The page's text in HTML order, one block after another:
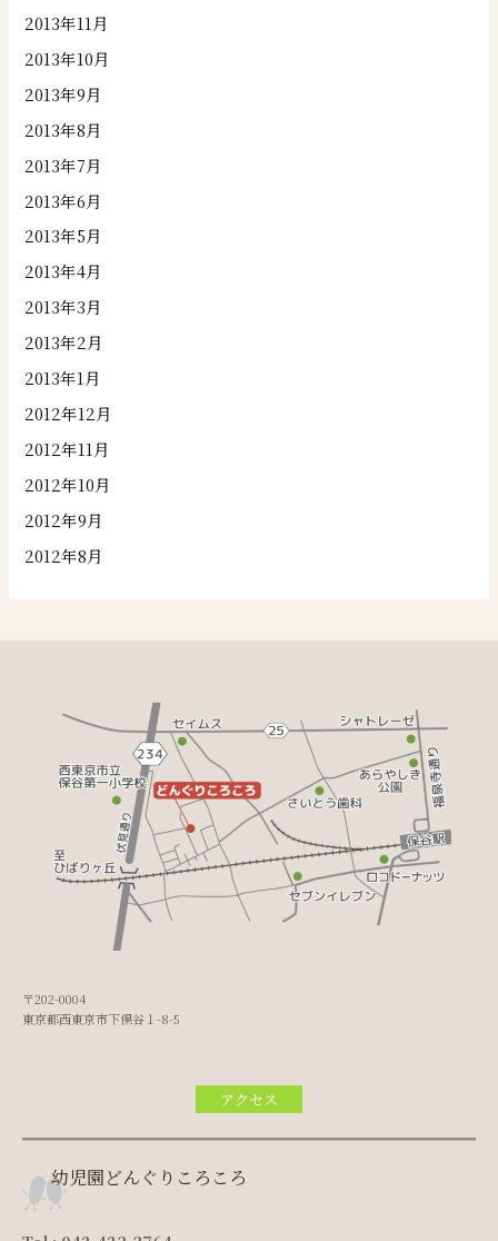
2013年11月
2013年10月
2013年9月
2013年8月
2013年7月
2013年6月
2013年5月
2013年4月
2013年3月
2013年2月
2013年1月
2012年12月
2012年11月
2012年10月
2012年9月
2012年8月
〒202-0004
東京都西東京市下保谷１-8-5
アクセス
幼児園どんぐりころころ